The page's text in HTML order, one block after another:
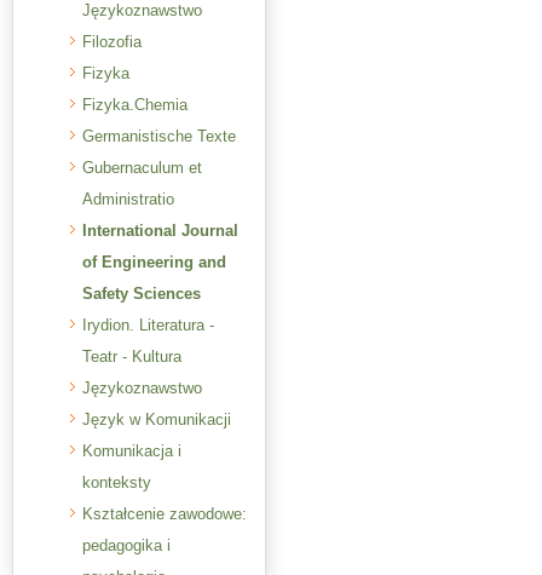
Językoznawstwo
Filozofia
Fizyka
Fizyka.Chemia
Germanistische Texte
Gubernaculum et
Administratio
International Journal
of Engineering and
Safety Sciences
Irydion. Literatura -
Teatr - Kultura
Językoznawstwo
Język w Komunikacji
Komunikacja i
konteksty
Kształcenie zawodowe:
pedagogika i